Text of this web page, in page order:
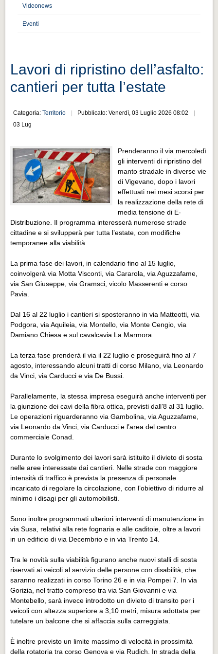
Distretto industriale
Muoversi a Vigevano
Cultura e turismo 4.0
PROGETTI
Progetti Aperti
Progetti Realizzati
Progetti Realizzati
EVENTI
EVENTI
Eventi Vigevano
Eventi Vigevano
Eventi Pavia
Videonews
Eventi
Lavori di ripristino dell’asfalto:
cantieri per tutta l’estate
Categoria:Territorio
Pubblicato: Venerdì, 03 Luglio 2026 08:02
03 Lug
Prenderanno il via mercoledì
gli interventi di ripristino del
manto stradale in diverse vie
di Vigevano, dopo i lavori
effettuati nei mesi scorsi per
la realizzazione della rete di
media tensione di E-
Distribuzione. Il programma interesserà numerose strade
cittadine e si svilupperà per tutta l’estate, con modifiche
temporanee alla viabilità.
La prima fase dei lavori, in calendario fino al 15 luglio,
coinvolgerà via Motta Visconti, via Cararola, via Aguzzafame,
via San Giuseppe, via Gramsci, vicolo Masserenti e corso
Pavia.
Dal 16 al 22 luglio i cantieri si sposteranno in via Matteotti, via
Podgora, via Aquileia, via Montello, via Monte Cengio, via
Damiano Chiesa e sul cavalcavia La Marmora.
La terza fase prenderà il via il 22 luglio e proseguirà fino al 7
agosto, interessando alcuni tratti di corso Milano, via Leonardo
da Vinci, via Carducci e via De Bussi.
Parallelamente, la stessa impresa eseguirà anche interventi per
la giunzione dei cavi della fibra ottica, previsti dall’8 al 31 luglio.
Le operazioni riguarderanno via Gambolina, via Aguzzafame,
via Leonardo da Vinci, via Carducci e l’area del centro
commerciale Conad.
Durante lo svolgimento dei lavori sarà istituito il divieto di sosta
nelle aree interessate dai cantieri. Nelle strade con maggiore
intensità di traffico è prevista la presenza di personale
incaricato di regolare la circolazione, con l’obiettivo di ridurre al
minimo i disagi per gli automobilisti.
Sono inoltre programmati ulteriori interventi di manutenzione in
via Susa, relativi alla rete fognaria e alle caditoie, oltre a lavori
in un edificio di via Decembrio e in via Trento 14.
Tra le novità sulla viabilità figurano anche nuovi stalli di sosta
riservati ai veicoli al servizio delle persone con disabilità, che
saranno realizzati in corso Torino 26 e in via Pompei 7. In via
Gorizia, nel tratto compreso tra via San Giovanni e via
Montebello, sarà invece introdotto un divieto di transito per i
veicoli con altezza superiore a 3,10 metri, misura adottata per
tutelare un balcone che si affaccia sulla carreggiata.
È inoltre previsto un limite massimo di velocità in prossimità
della rotatoria tra corso Genova e via Rudich. In strada della